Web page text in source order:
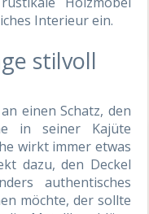
Interieur ein.
stilvoll
einen Schatz, den
in seiner Kajüte
wirkt immer etwas
dazu, den Deckel
authentisches
möchte, der sollte